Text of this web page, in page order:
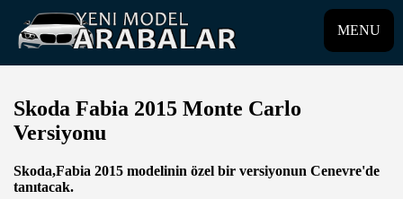
MENU
Skoda Fabia 2015 Monte Carlo
Versiyonu
Skoda,Fabia 2015 modelinin özel bir versiyonun Cenevre'de
tanıtacak.